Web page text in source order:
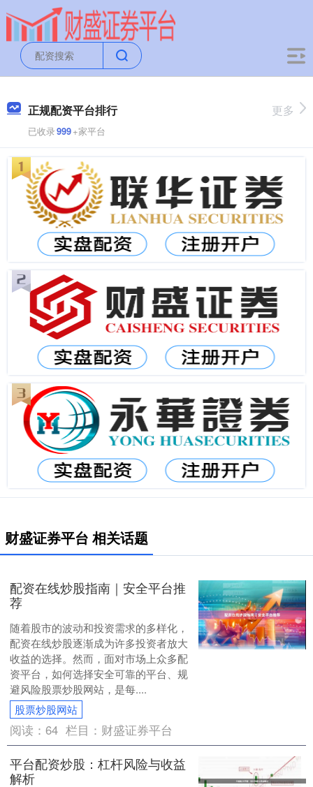
正规配资平台排行
已收录999+家平台
更多
财盛证券平台 相关话题
配资在线炒股指南｜安全平台推
荐
随着股市的波动和投资需求的多样化，
配资在线炒股逐渐成为许多投资者放大
收益的选择。然而，面对市场上众多配
资平台，如何选择安全可靠的平台、规
避风险股票炒股网站，是每....
股票炒股网站
阅读：64 栏目： 财盛证券平台
平台配资炒股：杠杆风险与收益
解析